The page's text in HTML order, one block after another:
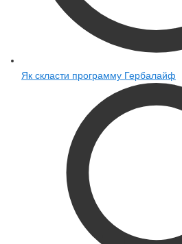
Як скласти программу Гербалайф